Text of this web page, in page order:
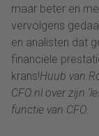
maar beter en
vervolgens
en analisten dat
financiële
krans!Huub van
CFO.nl over zijn
functie van CFO.